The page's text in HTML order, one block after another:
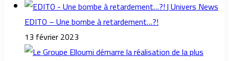
EDITO – Une bombe à retardement…?!
13 février 2023